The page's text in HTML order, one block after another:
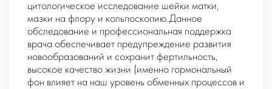
цитологическое исследование шейки матки,
мазки на флору и кольпоскопию.Данное
обследование и профессиональная поддержка
врача обеспечивает предупреждение развития
новообразований и сохранит фертильность,
высокое качество жизни (именно гормональный
фон влияет на наш уровень обменных процессов и